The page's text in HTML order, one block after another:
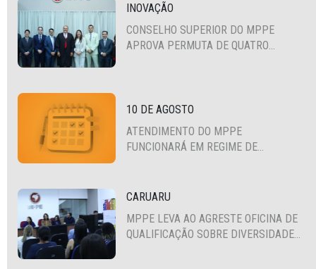
INOVAÇÃO
CONSELHO SUPERIOR DO MPPE
APROVA PERMUTA DE QUATRO
10 DE AGOSTO
ATENDIMENTO DO MPPE
FUNCIONARÁ EM REGIME DE
CARUARU
MPPE LEVA AO AGRESTE OFICINA DE
QUALIFICAÇÃO SOBRE DIVERSIDADE